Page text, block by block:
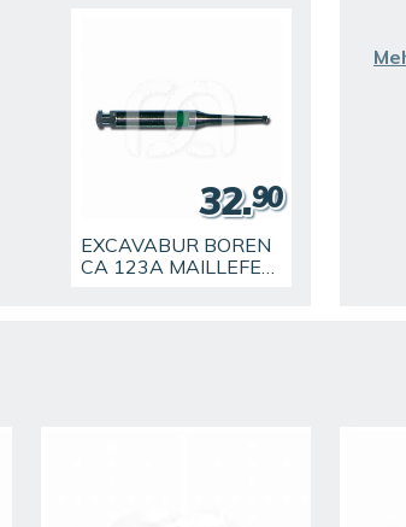
EXCAVABUR BOREN
CA 123A MAILLEFER
32.90